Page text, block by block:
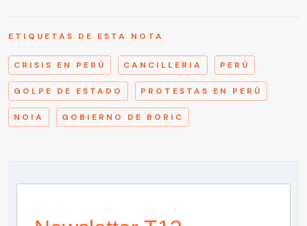
ETIQUETAS DE ESTA NOTA
CRISIS EN PERÚ CANCILLERIA PERÚ
GOLPE DE ESTADO PROTESTAS EN PERÚ
NOIA GOBIERNO DE BORIC